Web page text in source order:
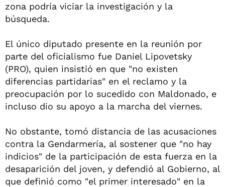
zona podría viciar la investigación y la
búsqueda.
El único diputado presente en la reunión por
parte del oficialismo fue Daniel Lipovetsky
(PRO), quien insistió en que "no existen
diferencias partidarias" en el reclamo y la
preocupación por lo sucedido con Maldonado, e
incluso dio su apoyo a la marcha del viernes.
No obstante, tomó distancia de las acusaciones
contra la Gendarmería, al sostener que "no hay
indicios" de la participación de esta fuerza en la
desaparición del joven, y defendió al Gobierno, al
que definió como "el primer interesado" en la